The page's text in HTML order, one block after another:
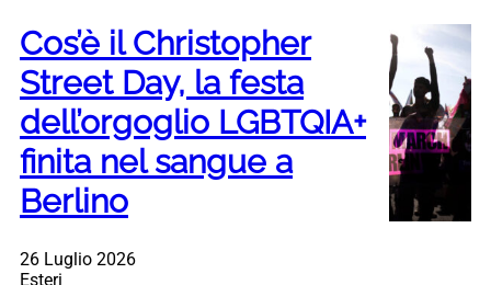
Cos’è il Christopher
Street Day, la festa
dell’orgoglio LGBTQIA+
finita nel sangue a
Berlino
26 Luglio 2026
Esteri